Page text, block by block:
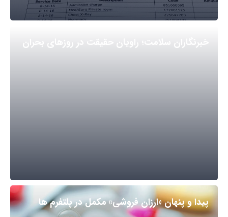
خبرنگاران سلامت؛ راویان حقیقت در روزهای بحران
پیدا و پنهان «ارزان فروشی» مکمل در پلتفرم ها